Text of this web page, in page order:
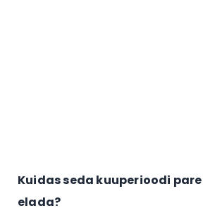
Kuidas seda kuuperioodi
elada?